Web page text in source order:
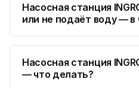
Насосная станция
или не подаёт воду — в
Насосная станция
— что делать?